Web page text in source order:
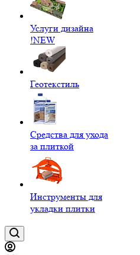
Услуги дизайна
!NEW
Геотекстиль
Средства для ухода
за плиткой
Инструменты для
укладки плитки